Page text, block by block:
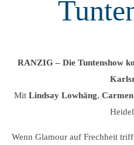
RANZIG – Die Tuntenshow
Mit Lindsay Lowhäng,
Wenn Glamour auf Frechheit